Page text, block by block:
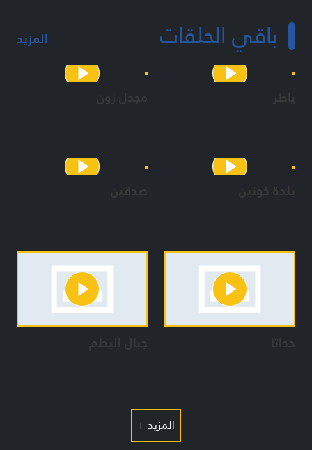
باقي الحلقات المزيد
مجدل زون
بلدة كونين صدقين
حداثا جبال البطم
المزيد +